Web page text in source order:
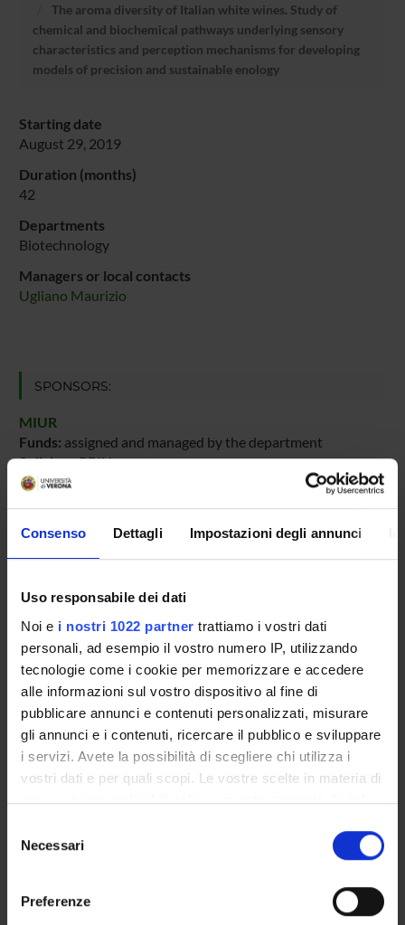
Consenso Dettagli Impostazioni degli annunci
Uso responsabile dei dati
Noi e i nostri 1022 partner trattiamo i vostri dati
personali, ad esempio il vostro numero IP, utilizzando
tecnologie come i cookie per memorizzare e accedere
alle informazioni sul vostro dispositivo al fine di
pubblicare annunci e contenuti personalizzati, misurare
gli annunci e i contenuti, ricercare il pubblico e sviluppare
i servizi. Avete la possibilità di scegliere chi utilizza i
vostri dati e per quali scopi. Le vostre scelte in materia di
privacy sono applicabili solo su questa proprietà digitale
modificare o revocare il proprio consenso in qualsiasi
momento dalla Dichiarazione sui cookie o facendo clic
delNecessari
Preferenze
The aroma diversity of Italian white wines. Study of
chemical and biochemical pathways underlying sensory
characteristics and perception mechanisms for developing
models of precision and sustainable enology
Starting date
August 29, 2019
Duration (months)
42
Departments
Biotechnology
Managers or local contacts
Ugliano Maurizio
SPONSORS:
MIUR
Funds: assigned and managed by the department
Syllabus:PRIN
PROJECT PARTICIPANTS
Full Professor
Giovanni Luzzini
Maurizio Ugliano
Full Professor
Giacomo Zapparoli
Associate Professor
RESEARCH AREAS INVOLVED IN THE PROJECT
Viticoltura ed enologia
Agriculture related to crop production, soil biology and
Genetica e genomica umana, vegetale e microbica